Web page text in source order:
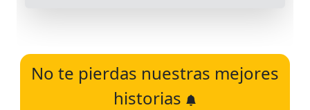
No te pierdas nuestras mejores
historias